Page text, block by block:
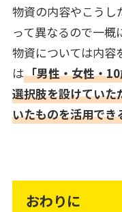
物資の内容やこうし
って異なるので一
物資については内容
は「男性・女性・
選択肢を設けていた
いたものを活用でき
おわりに